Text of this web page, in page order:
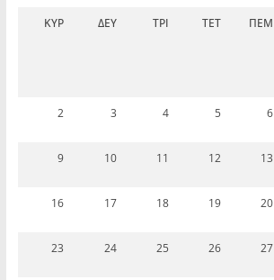
ΚΥΡ ΔΕΥ ΤΡΊ ΤΕΤ ΠΈΜ
2 3 4 5 6
9 10 11 12 13
16 17 18 19 20
23 24 25 26 27